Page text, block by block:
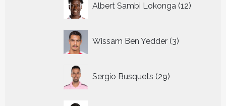
Albert Sambi Lokonga 12
Wissam Ben Yedder 3
producten
Sergio Busquets 29
producten